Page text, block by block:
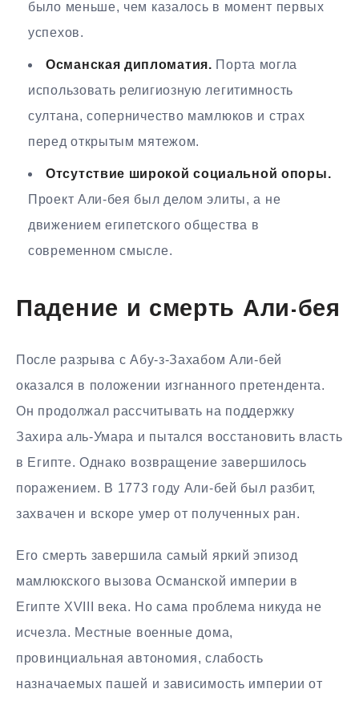
было меньше, чем казалось в момент первых
успехов.
Османская дипломатия. Порта могла
использовать религиозную легитимность
султана, соперничество мамлюков и страх
перед открытым мятежом.
Отсутствие широкой социальной опоры.
Проект Али-бея был делом элиты, а не
движением египетского общества в
современном смысле.
Падение и смерть Али-бея
После разрыва с Абу-з-Захабом Али-бей
оказался в положении изгнанного претендента.
Он продолжал рассчитывать на поддержку
Захира аль-Умара и пытался восстановить власть
в Египте. Однако возвращение завершилось
поражением. В 1773 году Али-бей был разбит,
захвачен и вскоре умер от полученных ран.
Его смерть завершила самый яркий эпизод
мамлюкского вызова Османской империи в
Египте XVIII века. Но сама проблема никуда не
исчезла. Местные военные дома,
провинциальная автономия, слабость
назначаемых пашей и зависимость империи от